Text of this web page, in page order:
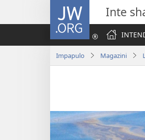
JW.ORG Inte
Impapulo Magazini